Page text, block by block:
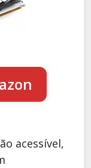
acessível,